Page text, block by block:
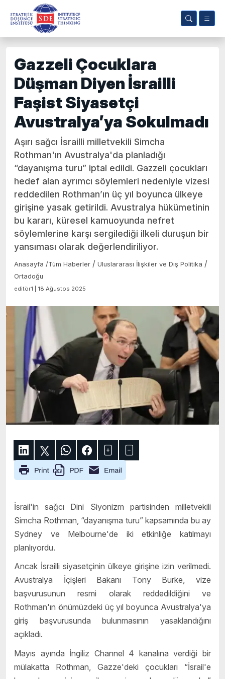
Gazzeli Çocuklara
Düşman Diyen İsrailli
Faşist Siyasetçi
Avustralya’ya Sokulmadı
Aşırı sağcı İsrailli milletvekili Simcha
Rothman'ın Avustralya'da planladığı
“dayanışma turu” iptal edildi. Gazzeli çocukları
hedef alan ayrımcı söylemleri nedeniyle vizesi
reddedilen Rothman’ın üç yıl boyunca ülkeye
girişine yasak getirildi. Avustralya hükümetinin
bu kararı, küresel kamuoyunda nefret
söylemlerine karşı sergilediği ilkeli duruşun bir
yansıması olarak değerlendiriliyor.
Anasayfa /Tüm Haberler / Uluslararası İlişkiler ve Dış Politika /
Ortadoğu
editör1 | 18 Ağustos 2025
İsrail'in sağcı Dini Siyonizm partisinden milletvekili
Simcha Rothman, “dayanışma turu” kapsamında bu ay
Sydney ve Melbourne'de iki etkinliğe katılmayı
planlıyordu.
Ancak İsrailli siyasetçinin ülkeye girişine izin verilmedi.
Avustralya İçişleri Bakanı Tony Burke, vize
başvurusunun resmi olarak reddedildiğini ve
Rothman'ın önümüzdeki üç yıl boyunca Avustralya'ya
giriş başvurusunda bulunmasının yasaklandığını
açıkladı.
Mayıs ayında İngiliz Channel 4 kanalına verdiği bir
mülakatta Rothman, Gazze'deki çocukları “İsrail'e